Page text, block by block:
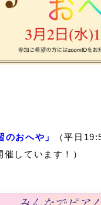
のおへや」
（平日
しています！）